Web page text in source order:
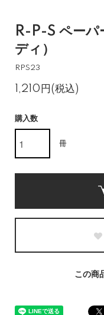
R-P-S ペーパ
ディ）
RPS23
1,210円(税込)
購入数
冊
この商